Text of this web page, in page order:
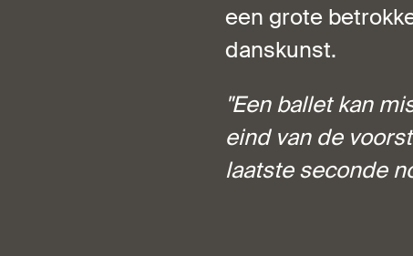
een grote
danskunst.
"Een ballet kan
eind van de
laatste seconde